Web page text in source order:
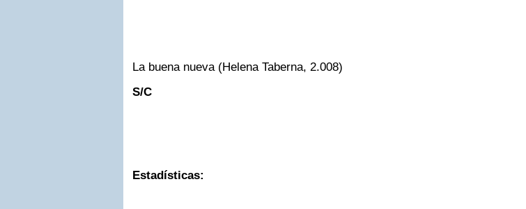
La buena nueva (Helena Taberna, 2.008)
S/C
Estadísticas: